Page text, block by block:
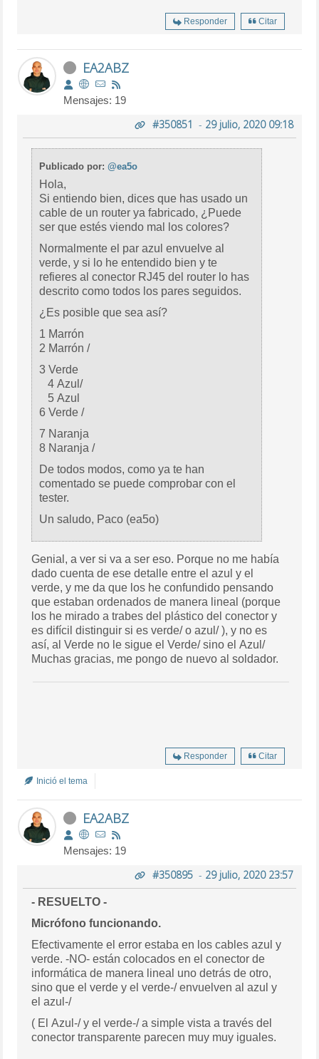
Responder Citar
EA2ABZ
Mensajes: 19
#350851 - 29 julio, 2020 09:18
Publicado por:@ea5o
Hola,
Si entiendo bien, dices que has usado un
cable de un router ya fabricado, ¿Puede
ser que estés viendo mal los colores?
Normalmente el par azul envuelve al
verde, y si lo he entendido bien y te
refieres al conector RJ45 del router lo has
descrito como todos los pares seguidos.
¿Es posible que sea así?
1 Marrón
2 Marrón /
3 Verde
4 Azul/
5 Azul
6 Verde /
7 Naranja
8 Naranja /
De todos modos, como ya te han
comentado se puede comprobar con el
tester.
Un saludo, Paco (ea5o)
Genial, a ver si va a ser eso. Porque no me había
dado cuenta de ese detalle entre el azul y el
verde, y me da que los he confundido pensando
que estaban ordenados de manera lineal (porque
los he mirado a trabes del plástico del conector y
es difícil distinguir si es verde/ o azul/ ), y no es
así, al Verde no le sigue el Verde/ sino el Azul/
Muchas gracias, me pongo de nuevo al soldador.
Responder Citar
Inició el tema
EA2ABZ
Mensajes: 19
#350895- 29 julio, 2020 23:57
- RESUELTO -
Micrófono funcionando.
Efectivamente el error estaba en los cables azul y
verde. -NO- están colocados en el conector de
informática de manera lineal uno detrás de otro,
sino que el verde y el verde-/ envuelven al azul y
el azul-/
( El Azul-/ y el verde-/ a simple vista a través del
conector transparente parecen muy muy iguales.